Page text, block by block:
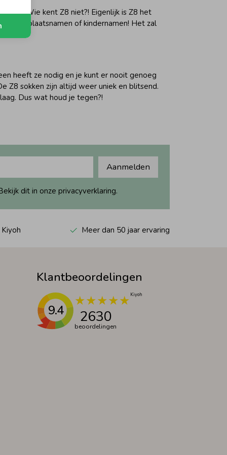
Wie kent Z8 niet?! Eigenlijk is Z8 het
zoals plaatsnamen of kindernamen! Het zal
heeft ze nodig en je kunt er nooit genoeg
Z8 sokken zijn altijd weer uniek en blitsend.
Dus wat houd je tegen?!
Aanmelden
dit in onze privacyverklaring.
Meer dan 50 jaar ervaring
Klantbeoordelingen
9.4 2630
beoordelingen